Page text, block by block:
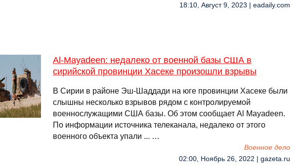
18:10, Август 9, 2023 | eadaily.com
Al-Mayadeen: недалеко от военной базы США в
сирийской провинции Хасеке произошли взрывы
В Сирии в районе Эш-Шаддади на юге провинции Хасеке были
слышны несколько взрывов рядом с контролируемой
военнослужащими США базы. Об этом сообщает Al Mayadeen.
По информации источника телеканала, недалеко от этого
военного объекта упали ... …
Военное дело
02:00, Ноябрь 26, 2022 | gazeta.ru